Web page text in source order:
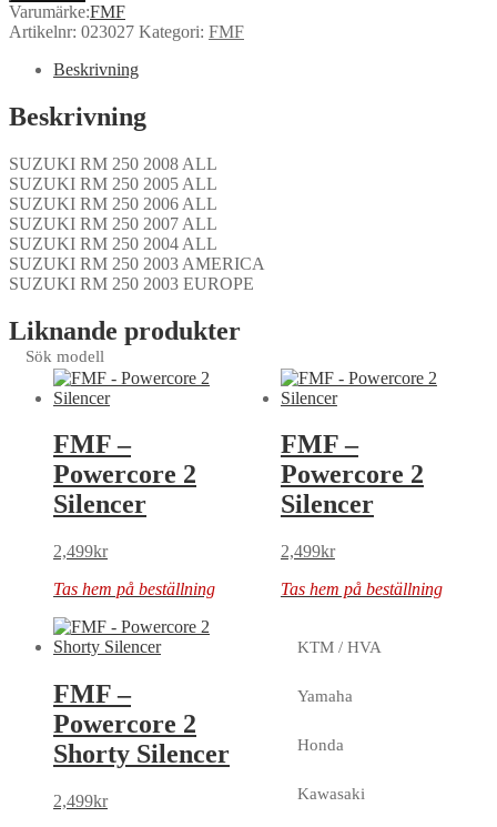
Varumärke:FMF
Artikelnr: 023027 Kategori: FMF
Beskrivning
Beskrivning
SUZUKI RM 250 2008 ALL
SUZUKI RM 250 2005 ALL
SUZUKI RM 250 2006 ALL
SUZUKI RM 250 2007 ALL
SUZUKI RM 250 2004 ALL
SUZUKI RM 250 2003 AMERICA
SUZUKI RM 250 2003 EUROPE
Liknande produkter
FMF –
Powercore 2
Silencer
2,499kr
Tas hem på beställning
FMF –
Powercore 2
Silencer
2,499kr
Tas hem på beställning
FMF –
Powercore 2
Shorty Silencer
2,499kr
Sök modell
KTM / HVA
Yamaha
Honda
Kawasaki